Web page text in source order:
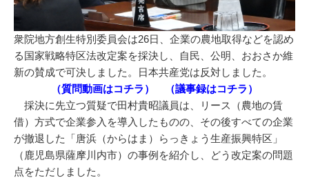
衆院地方創生特別委員会は26日、企業の農地取得などを認め
る国家戦略特区法改定案を採決し、自民、公明、おおさか維
新の賛成で可決しました。日本共産党は反対しました。
（質問動画はコチラ）
（議事録はコチラ）
採決に先立つ質疑で田村貴昭議員は、リース（農地の賃
借）方式で企業参入を導入したものの、その後すべての企業
が撤退した「唐浜（からはま）らっきょう生産振興特区」
（鹿児島県薩摩川内市）の事例を紹介し、どう改定案の問題
点をただしました。